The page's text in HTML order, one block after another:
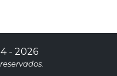
- 2026